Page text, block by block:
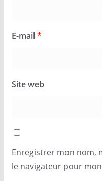
E-mail*
Site web
Enregistrer mon nom,
le navigateur pour